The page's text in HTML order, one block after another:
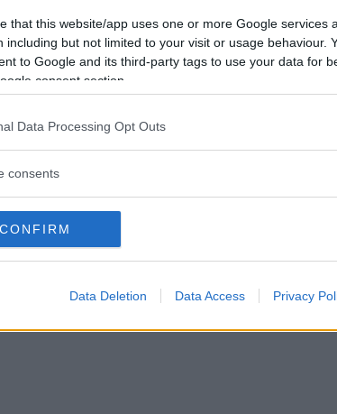
that this website/app uses one or more Google services
including but not limited to your visit or usage behaviour.
to Google and its third-party tags to use your data for
consent section.
Data Processing Opt Outs
consents
CONFIRM
Data Deletion Data Access Privacy